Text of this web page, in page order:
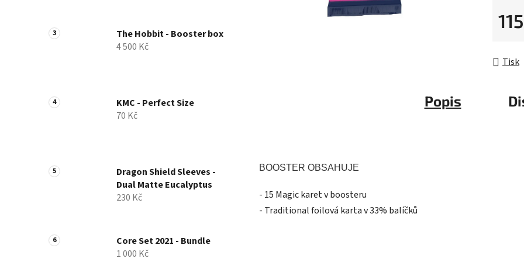
n
e
The Hobbit - Booster box
4 500 Kč
KMC - Perfect Size
70 Kč
Dragon Shield Sleeves -
Dual Matte Eucalyptus
230 Kč
Core Set 2021 - Bundle
1 000 Kč
Tisk
Popis
BOOSTER OBSAHUJE
- 15 Magic karet v boosteru
- Traditional foilová karta v 33% balíčků